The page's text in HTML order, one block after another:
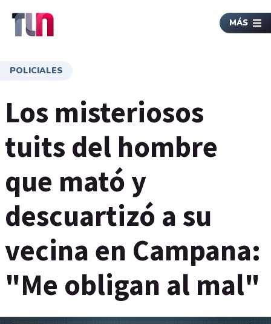
MÁS
POLICIALES
Los misteriosos
tuits del hombre
que mató y
descuartizó a su
vecina en Campana:
"Me obligan al mal"